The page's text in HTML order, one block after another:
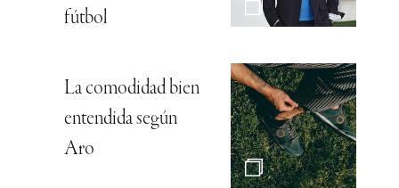
fútbol
La comodidad bien
entendida según
Aro